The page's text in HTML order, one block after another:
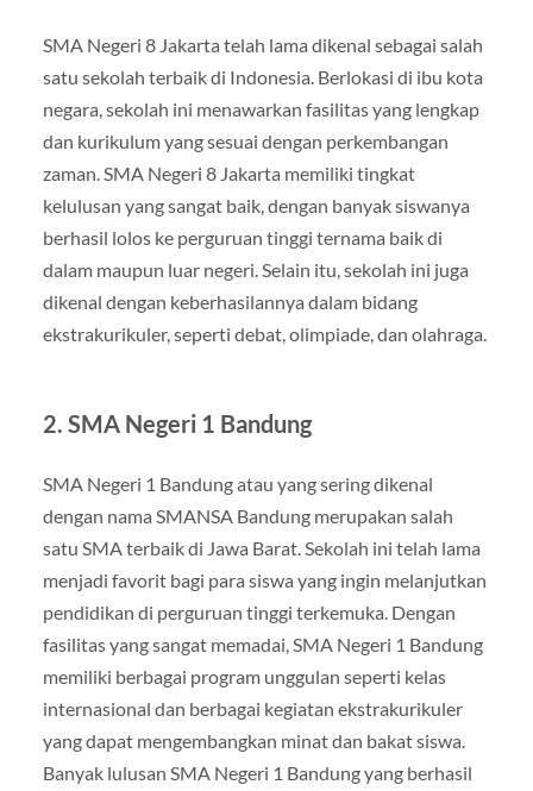
SMA Negeri 8 Jakarta telah lama dikenal sebagai salah
satu sekolah terbaik di Indonesia. Berlokasi di ibu kota
negara, sekolah ini menawarkan fasilitas yang lengkap
dan kurikulum yang sesuai dengan perkembangan
zaman. SMA Negeri 8 Jakarta memiliki tingkat
kelulusan yang sangat baik, dengan banyak siswanya
berhasil lolos ke perguruan tinggi ternama baik di
dalam maupun luar negeri. Selain itu, sekolah ini juga
dikenal dengan keberhasilannya dalam bidang
ekstrakurikuler, seperti debat, olimpiade, dan olahraga.
2. SMA Negeri 1 Bandung
SMA Negeri 1 Bandung atau yang sering dikenal
dengan nama SMANSA Bandung merupakan salah
satu SMA terbaik di Jawa Barat. Sekolah ini telah lama
menjadi favorit bagi para siswa yang ingin melanjutkan
pendidikan di perguruan tinggi terkemuka. Dengan
fasilitas yang sangat memadai, SMA Negeri 1 Bandung
memiliki berbagai program unggulan seperti kelas
internasional dan berbagai kegiatan ekstrakurikuler
yang dapat mengembangkan minat dan bakat siswa.
Banyak lulusan SMA Negeri 1 Bandung yang berhasil